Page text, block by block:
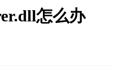
怎么办